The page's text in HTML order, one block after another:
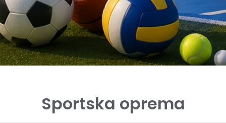
Sportska oprema